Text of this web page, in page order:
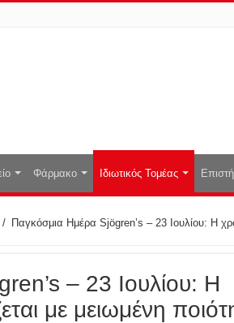
Φάρμακο Ιδιωτικός Τομέας
/
Παγκόσμια Ημέρα Sjögren’s – 23 Ιουλίου: Η
– 23 Ιουλίου: Η
με μειωμένη